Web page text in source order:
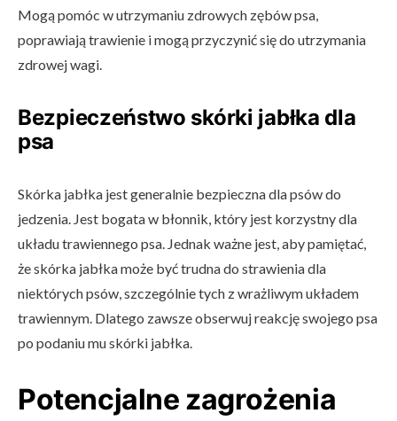
Mogą pomóc w utrzymaniu zdrowych zębów psa,
poprawiają trawienie i mogą przyczynić się do utrzymania
zdrowej wagi.
Bezpieczeństwo skórki jabłka dla
psa
Skórka jabłka jest generalnie bezpieczna dla psów do
jedzenia. Jest bogata w błonnik, który jest korzystny dla
układu trawiennego psa. Jednak ważne jest, aby pamiętać,
że skórka jabłka może być trudna do strawienia dla
niektórych psów, szczególnie tych z wrażliwym układem
trawiennym. Dlatego zawsze obserwuj reakcję swojego psa
po podaniu mu skórki jabłka.
Potencjalne zagrożenia